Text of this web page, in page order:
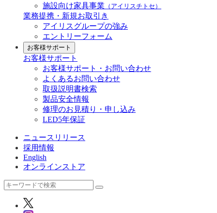
施設向け家具事業 （アイリスチトセ）
業務提携・新規お取引き
アイリスグループの強み
エントリーフォーム
お客様サポート
お客様サポート
お客様サポート・お問い合わせ
よくあるお問い合わせ
取扱説明書検索
製品安全情報
修理のお見積り・申し込み
LED5年保証
ニュースリリース
採用情報
English
オンラインストア